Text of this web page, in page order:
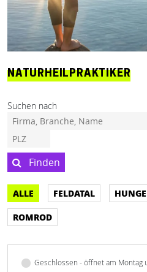
NATURHEILPRAKTIKER
Suchen nach
Finden
ALLE FELDATAL
ROMROD
Geschlossen - öffnet am Montag